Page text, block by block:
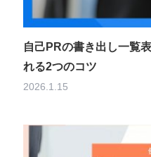
自己PRの書き出し一覧
れる2つのコツ
2026.1.15